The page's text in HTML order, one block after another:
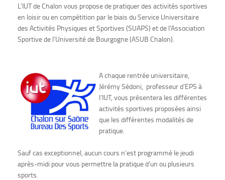
L’IUT de Chalon vous propose de pratiquer des activités sportives
en loisir ou en compétition par le biais du Service Universitaire
des Activités Physiques et Sportives (SUAPS) et de l’Association
Sportive de l’Université de Bourgogne (ASUB Chalon).
A chaque rentrée universitaire,
Jérémy Sédoni, professeur d’EPS à
l’IUT, vous présentera les différentes
activités sportives proposées ainsi
que les différentes modalités de
pratique.
Sauf cas exceptionnel, aucun cours n’est programmé le jeudi
après-midi pour vous permettre la pratique d’un ou plusieurs
sports.